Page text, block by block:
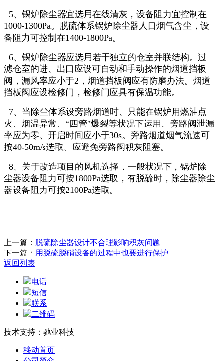
5、锅炉除尘器宜选用在线清灰，设备阻力宜控制在
1000-1300Pa。脱硫体系锅炉除尘器人口烟气含尘，设
备阻力可控制在1400-1800Pa。
6、锅炉除尘器应选用若干独立的仓室并联结构。过
滤仓室的进、出口应设可自动和手动操作的烟道挡板
阀，漏风率应小于2，烟道挡板阀应有防磨办法。烟道
挡板阀应设检修门，检修门应具有保温功能。
7、当除尘体系设旁路烟道时、只能在锅炉用燃油点
火、烟温异常、“四管”爆裂等状况下运用。旁路阀泄漏
率应为零、开启时间应小于30s。旁路烟道烟气流速可
按40-50m/s选取。应避免旁路阀积灰阻塞。
8、关于改造项目的风机选择，一般状况下，锅炉除
尘器设备阻力可按1800Pa选取，有脱硫时，除尘器除尘
器设备阻力可按2100Pa选取。
上一篇： 脱硫除尘器设计不合理影响积灰问题
下一篇： 用脱硫脱硝设备的过程中也要进行保护
返回列表
电话
短信
联系
二维码
技术支持：驰业科技
移动首页